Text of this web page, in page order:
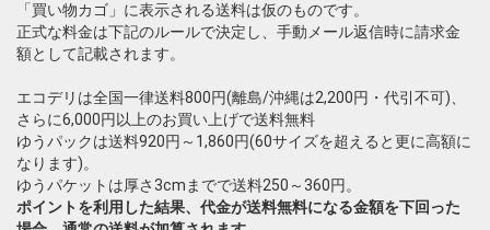
「買い物カゴ」に表示される送料は仮のものです。
正式な料金は下記のルールで決定し、手動メール返信時に請求金
額として記載されます。
エコデリは全国一律送料800円(離島/沖縄は2,200円・代引不可)、
さらに6,000円以上のお買い上げで送料無料
ゆうパックは送料920円～1,860円(60サイズを超えると更に高額に
なります)。
ゆうパケットは厚さ3cmまでで送料250～360円。
ポイントを利用した結果、代金が送料無料になる金額を下回った